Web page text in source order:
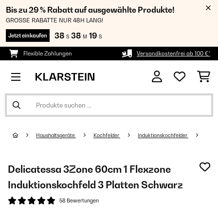
Bis zu 29 % Rabatt auf ausgewählte Produkte!
GROSSE RABATTE NUR 48H LANG!
Jetzt einkaufen 38 S 38 M 18 S
Flexible Zahlungen Versandkostenfrei ab 100 €*
Haushaltsgeräte Kochfelder Induktionskochfelder
Delicatessa 3Zone 60cm 1 Flexzone
Induktionskochfeld 3 Platten Schwarz
58 Bewertungen